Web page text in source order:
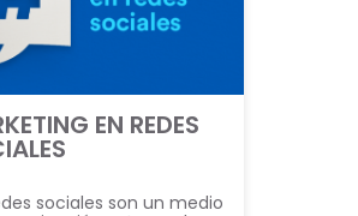
EN REDES
sociales son un medio